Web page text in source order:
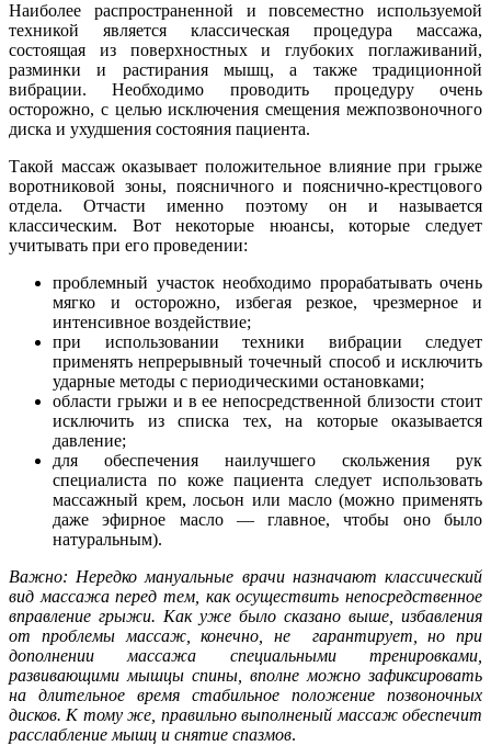
Наиболее распространенной и повсеместно используемой
техникой является классическая процедура массажа,
состоящая из поверхностных и глубоких поглаживаний,
разминки и растирания мышц, а также традиционной
вибрации. Необходимо проводить процедуру очень
осторожно, с целью исключения смещения межпозвоночного
диска и ухудшения состояния пациента.
Такой массаж оказывает положительное влияние при грыже
воротниковой зоны, поясничного и пояснично-крестцового
отдела. Отчасти именно поэтому он и называется
классическим. Вот некоторые нюансы, которые следует
учитывать при его проведении:
проблемный участок необходимо прорабатывать очень
мягко и осторожно, избегая резкое, чрезмерное и
интенсивное воздействие;
при использовании техники вибрации следует
применять непрерывный точечный способ и исключить
ударные методы с периодическими остановками;
области грыжи и в ее непосредственной близости стоит
исключить из списка тех, на которые оказывается
давление;
для обеспечения наилучшего скольжения рук
специалиста по коже пациента следует использовать
массажный крем, лосьон или масло (можно применять
даже эфирное масло — главное, чтобы оно было
натуральным).
Важно: Нередко мануальные врачи назначают классический
вид массажа перед тем, как осуществить непосредственное
вправление грыжи. Как уже было сказано выше, избавления
от проблемы массаж, конечно, не гарантирует, но при
дополнении массажа специальными тренировками,
развивающими мышцы спины, вполне можно зафиксировать
на длительное время стабильное положение позвоночных
дисков. К тому же, правильно выполненый массаж обеспечит
расслабление мышц и снятие спазмов.